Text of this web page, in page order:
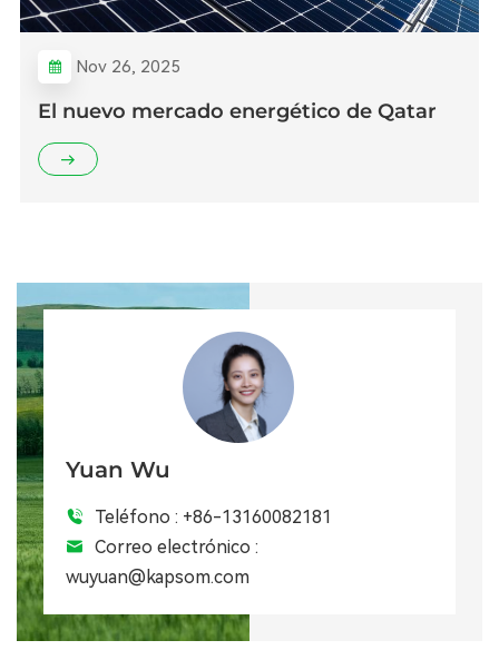
Nov 26, 2025
El nuevo mercado energético de Qatar
Yuan Wu
Teléfono : +86-13160082181
Correo electrónico :
wuyuan@kapsom.com